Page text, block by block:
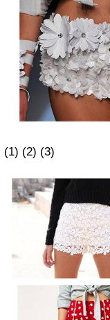
(1) (2) (3)